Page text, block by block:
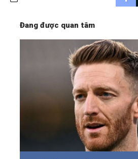
Đang được quan tâm